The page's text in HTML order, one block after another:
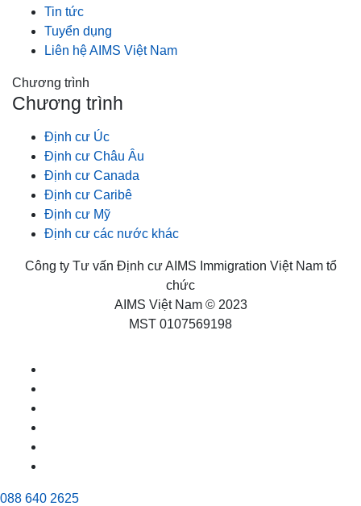
Tin tức
Tuyển dụng
Liên hệ AIMS Việt Nam
Chương trình
Chương trình
Định cư Úc
Định cư Châu Âu
Định cư Canada
Định cư Caribê
Định cư Mỹ
Định cư các nước khác
Công ty Tư vấn Định cư AIMS Immigration Việt Nam tổ
chức
AIMS Việt Nam © 2023
MST 0107569198
088 640 2625